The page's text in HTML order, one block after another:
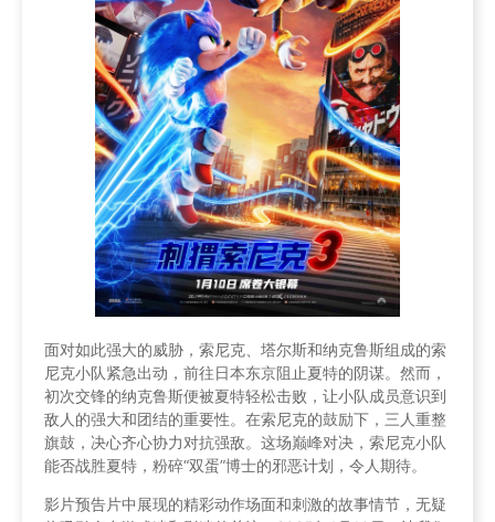
面对如此强大的威胁，索尼克、塔尔斯和纳克鲁斯组成的索
尼克小队紧急出动，前往日本东京阻止夏特的阴谋。然而，
初次交锋的纳克鲁斯便被夏特轻松击败，让小队成员意识到
敌人的强大和团结的重要性。在索尼克的鼓励下，三人重整
旗鼓，决心齐心协力对抗强敌。这场巅峰对决，索尼克小队
能否战胜夏特，粉碎“双蛋”博士的邪恶计划，令人期待。
影片预告片中展现的精彩动作场面和刺激的故事情节，无疑